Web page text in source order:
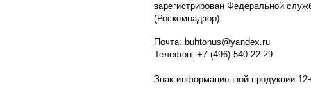
зарегистрирован Федеральной
(Роскомнадзор).
Почта: buhtonus@yandex.ru
Телефон: +7 (496) 540-22-29
Знак информационной продукции